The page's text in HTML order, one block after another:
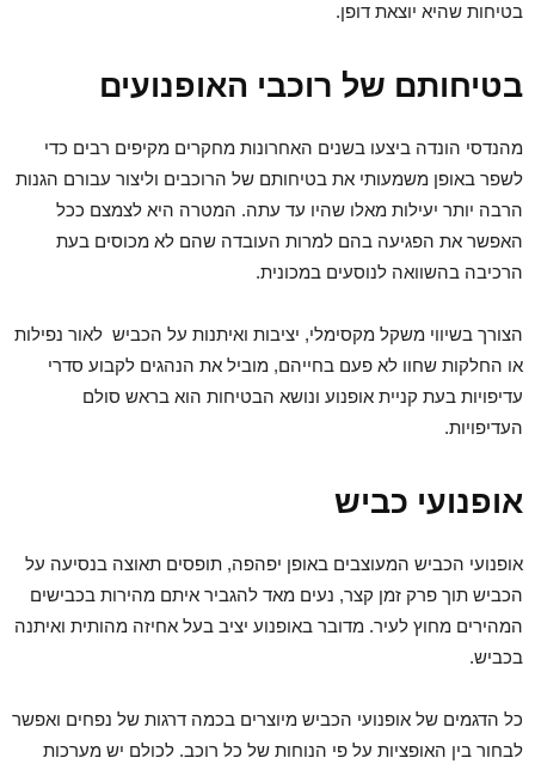
בטיחות שהיא יוצאת דופן.
בטיחותם של רוכבי האופנועים
מהנדסי הונדה ביצעו בשנים האחרונות מחקרים מקיפים רבים כדי
לשפר באופן משמעותי את בטיחותם של הרוכבים וליצור עבורם הגנות
הרבה יותר יעילות מאלו שהיו עד עתה. המטרה היא לצמצם ככל
האפשר את הפגיעה בהם למרות העובדה שהם לא מכוסים בעת
הרכיבה בהשוואה לנוסעים במכונית.
הצורך בשיווי משקל מקסימלי, יציבות ואיתנות על הכביש לאור נפילות
או החלקות שחוו לא פעם בחייהם, מוביל את הנהגים לקבוע סדרי
עדיפויות בעת קניית אופנוע ונושא הבטיחות הוא בראש סולם
העדיפויות.
אופנועי כביש
אופנועי הכביש המעוצבים באופן יפהפה, תופסים תאוצה בנסיעה על
הכביש תוך פרק זמן קצר, נעים מאד להגביר איתם מהירות בכבישים
המהירים מחוץ לעיר. מדובר באופנוע יציב בעל אחיזה מהותית ואיתנה
בכביש.
כל הדגמים של אופנועי הכביש מיוצרים בכמה דרגות של נפחים ואפשר
לבחור בין האופציות על פי הנוחות של כל רוכב. לכולם יש מערכות